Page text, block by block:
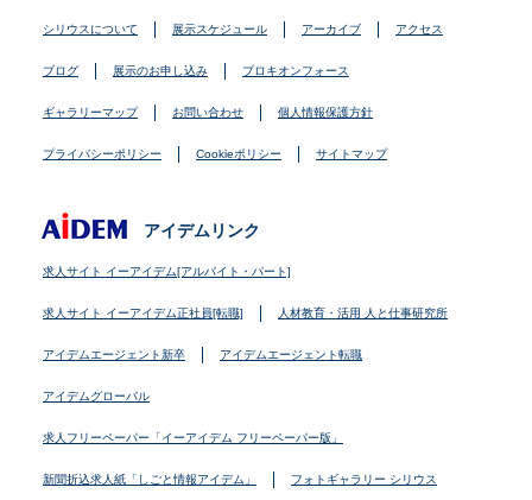
シリウスについて 展示スケジュール アーカイブ アクセス
ブログ 展示のお申し込み プロキオンフォース
ギャラリーマップ お問い合わせ 個人情報保護方針
プライバシーポリシー Cookieポリシー サイトマップ
アイデムリンク
求人サイト イーアイデム[アルバイト・パート]
求人サイト イーアイデム正社員[転職] 人材教育・活用 人と仕事研究所
アイデムエージェント新卒 アイデムエージェント転職
アイデムグローバル
求人フリーペーパー「イーアイデム フリーペーパー版」
新聞折込求人紙「しごと情報アイデム」 フォトギャラリー シリウス